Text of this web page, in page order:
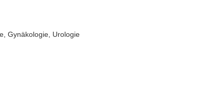
Gynäkologie, Urologie